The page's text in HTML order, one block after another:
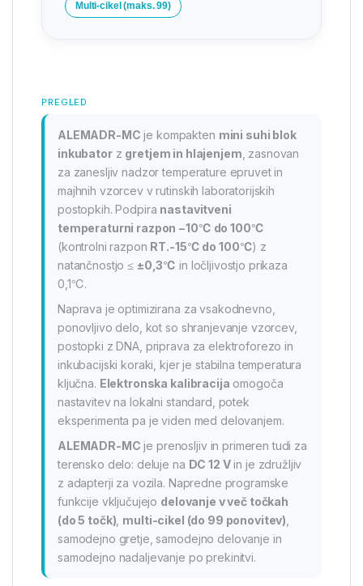
Multi-cikel (maks. 99)
PREGLED
ALEMADR-MC je kompakten mini suhi blok
inkubatorz gretjem in hlajenjem , zasnovan
za zanesljiv nadzor temperature epruvet in
majhnih vzorcev v rutinskih laboratorijskih
postopkih. Podpira nastavitveni
temperaturni razpon −10℃ do 100℃
(kontrolni razpon RT.-15℃ do 100℃) z
natančnostjo ≤ ±0,3℃ in ločljivostjo prikaza
0,1℃.
Naprava je optimizirana za vsakodnevno,
ponovljivo delo, kot so shranjevanje vzorcev,
postopki z DNA, priprava za elektroforezo in
inkubacijski koraki, kjer je stabilna temperatura
ključna. Elektronska kalibracija omogoča
nastavitev na lokalni standard, potek
eksperimenta pa je viden med delovanjem.
ALEMADR-MC je prenosljiv in primeren tudi za
terensko delo: deluje na DC 12 Vin je združljiv
z adapterji za vozila. Napredne programske
funkcije vključujejo delovanje v več točkah
(do 5 točk) multi-cikel (do 99 ponovitev)
samodejno gretje, samodejno delovanje in
samodejno nadaljevanje po prekinitvi.